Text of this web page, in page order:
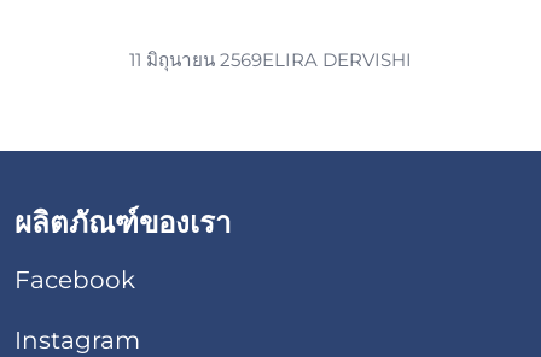
11 มิถุนายน 2569ELIRA DERVISHI
ผลิตภัณฑ์ของเรา
Facebook
Instagram